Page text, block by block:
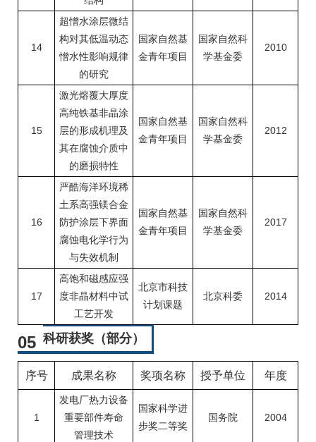
14
超憎水涂层微结
构对其低温动态
憎水性影响规律
的研究
国家自然基
金青年项目
国家自然科
学基金委
2010
15
激光熔覆大厚度
高纯铁基非晶涂
层的形成机理及
其在腐蚀介质中
的磨损特性
国家自然基
金青年项目
国家自然科
学基金委
2012
16
严酷海洋环境稀
土系高强镁合金
防护涂层下界面
腐蚀电化学行为
与失效机制
国家自然基
金青年项目
国家自然科
学基金委
2017
17
高饱和磁感应强
度非晶材料中试
工艺开发
北京市科技
计划课题
北京科委 2014
05 科研获奖（部分）
序号 成果名称 奖项名称 授予单位 年度
1
发电厂热力设备
重要部件寿命
管理技术
国家科学进
步奖二等奖
国务院 2004